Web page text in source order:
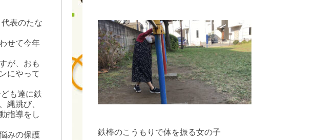
鉄棒のこうもりで体を振る女の子
表のたな
せて今年
が、おも
にやって
も達に鉄
縄跳び、
指導をし
みの保護